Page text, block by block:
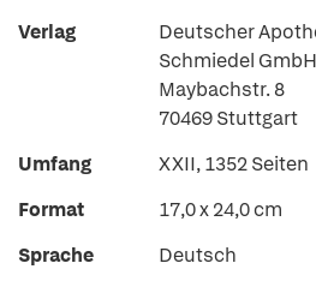
Verlag
Deutscher
Schmiedel
Maybachstr. 8
70469 Stuttgart
Umfang
XXII, 1352 Seiten
Format
17,0 x 24,0 cm
Sprache
Deutsch